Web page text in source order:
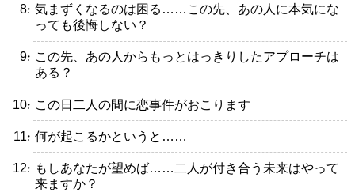
・気まずくなるのは困る……この先、あの人に本気にな
っても後悔しない？
・この先、あの人からもっとはっきりしたアプローチは
ある？
・この日二人の間に恋事件がおこります
・何が起こるかというと……
・もしあなたが望めば……二人が付き合う未来はやって
来ますか？